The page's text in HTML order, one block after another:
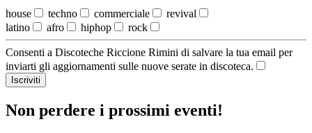
house techno commerciale
revival
latino
afro hiphop rock
Consenti a Discoteche Riccione Rimini di salvare la tua email per
inviarti gli aggiornamenti sulle nuove serate in discoteca.
Iscriviti
Non perdere i prossimi eventi!